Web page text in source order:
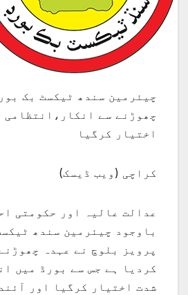
چیئرمین سندھ ٹیکسٹ بک
چھوڑنے سے انکار،انتظامی
اختیار کرگیا
کراچی (ویب ڈیسک)
عدالت عالیہ اور حکومتی
باوجود چیئرمین سندھ
پرویز بلوچ نے عہدہ
کردیا ہے جس سے بورڈ میں
شدت اختیار کرگیا اور